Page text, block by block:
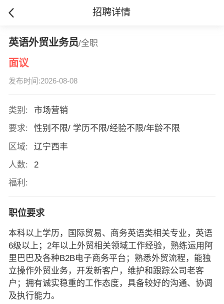
招聘详情
英语外贸业务员/全职
面议
发布时间:2026-08-08
类别:
市场营销
要求:
性别不限/ 学历不限/经验不限/年龄不限
区域:
辽宁西丰
人数:
2
福利:
职位要求
本科以上学历，国际贸易、商务英语类相关专业，英语
6级以上；2年以上外贸相关领域工作经验，熟练运用阿
里巴巴及各种B2B电子商务平台；熟悉外贸流程，能独
立操作外贸业务，开发新客户，维护和跟踪公司老客
户；拥有诚实稳重的工作态度，具备较好的沟通、协调
及执行能力。